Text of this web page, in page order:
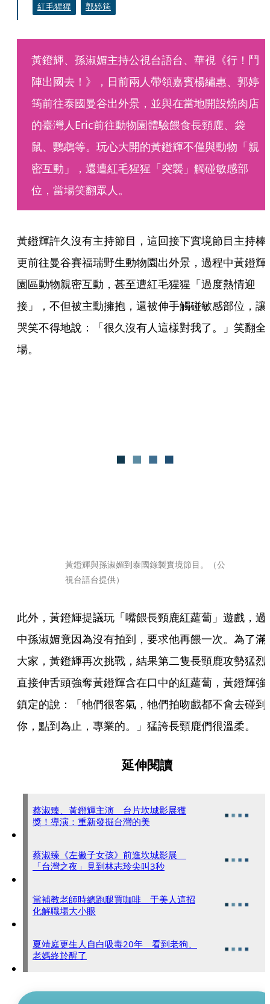
紅毛猩猩
郭婷筠
黃鐙輝、孫淑媚主持公視台語台、華視《行！鬥
陣出國去！》，日前兩人帶領嘉賓楊繡惠、郭婷
筠前往泰國曼谷出外景，並與在當地開設燒肉店
的臺灣人Eric前往動物園體驗餵食長頸鹿、袋
鼠、鸚鵡等。玩心大開的黃鐙輝不僅與動物「親
密互動」，還遭紅毛猩猩「突襲」觸碰敏感部
位，當場笑翻眾人。
黃鐙輝許久沒有主持節目，這回接下實境節目主持棒
更前往曼谷賽福瑞野生動物園出外景，過程中黃鐙輝
園區動物親密互動，甚至遭紅毛猩猩「過度熱情迎
接」，不但被主動擁抱，還被伸手觸碰敏感部位，讓
哭笑不得地說：「很久沒有人這樣對我了。」笑翻全
場。
黃鐙輝與孫淑媚到泰國錄製實境節目。（公
視台語台提供）
此外，黃鐙輝提議玩「嘴餵長頸鹿紅蘿蔔」遊戲，過
中孫淑媚竟因為沒有拍到，要求他再餵一次。為了滿
大家，黃鐙輝再次挑戰，結果第二隻長頸鹿攻勢猛烈
直接伸舌頭強奪黃鐙輝含在口中的紅蘿蔔，黃鐙輝強
鎮定的說：「牠們很客氣，牠們拍吻戲都不會去碰到
你，點到為止，專業的。」猛誇長頸鹿們很溫柔。
延伸閱讀
蔡淑臻、黃鐙輝主演 台片坎城影展獲
獎！導演：重新發掘台灣的美
蔡淑臻《左撇子女孩》前進坎城影展
「台灣之夜」見到林志玲尖叫3秒
當補教老師時總跑腿買咖啡 于美人這招
化解職場大小眼
夏靖庭更生人自白吸毒20年 看到老狗、
老媽終於醒了